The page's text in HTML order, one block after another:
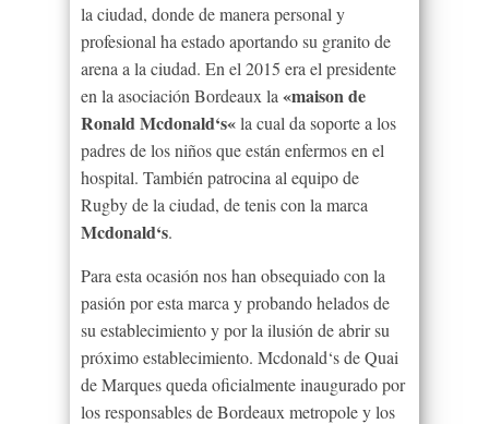
la ciudad, donde de manera personal y
profesional ha estado aportando su granito de
arena a la ciudad. En el 2015 era el presidente
en la asociación Bordeaux la «maisonde
Ronald Mcdonald‘s«la cual da soporte a los
padres de los niños que están enfermos en el
hospital. También patrocina al equipo de
Rugby de la ciudad, de tenis con la marca
Mcdonald‘s.
Para esta ocasión nos han obsequiado con la
pasión por esta marca y probando helados de
su establecimiento y por la ilusión de abrir su
próximo establecimiento. Mcdonald‘sde Quai
de Marques queda oficialmente inaugurado por
los responsables de Bordeaux metropoley los